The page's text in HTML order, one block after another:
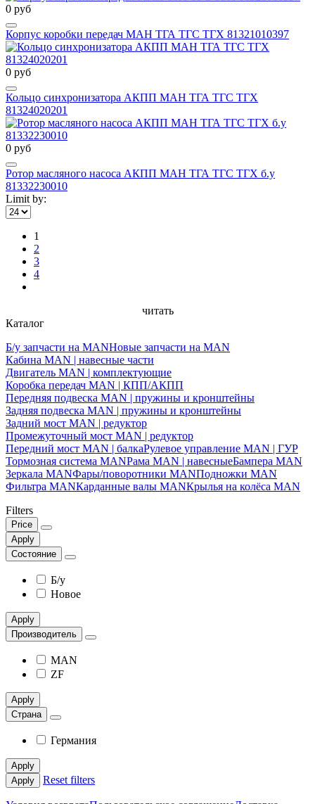
0 руб
Корпус коробки передач МАН ТГА ТГС ТГХ 81321010397
0 руб
Кольцо синхронизатора АКПП МАН ТГА ТГС ТГХ
81324020201
0 руб
Ротор масляного насоса АКПП МАН ТГА ТГС ТГХ б.у
81332230010
Limit by:
1
2
3
4
читать
Каталог
Б/у запчасти на MANНовые запчасти на MAN
Кабина MAN | навесные части
Двигатель MAN | комплектующие
Коробка передач MAN | КПП/АКПП
Передняя подвеска MAN | пружины и кронштейны
Задняя подвеска MAN | пружины и кронштейны
Задний мост MAN | редуктор
Промежуточный мост MAN | редуктор
Передний мост MAN | балкаРулевое управление MAN | ГУР
Тормозная система MANРама MAN | навесныеБампера MAN
Зеркала MANФары/поворотники MANПодножки MAN
Фильтра MANКарданные валы MANКрылья на колёса MAN
Filters
Price
Apply
Состояние
Б/у
Новое
Apply
Производитель
MAN
ZF
Apply
Страна
Германия
Apply
Apply
Reset filters